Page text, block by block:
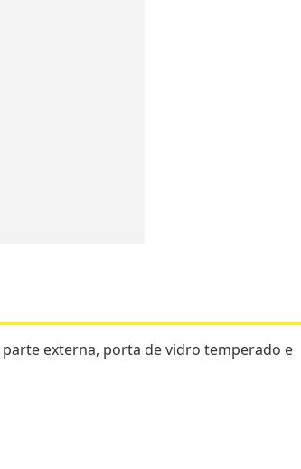
externa, porta de vidro temperado e